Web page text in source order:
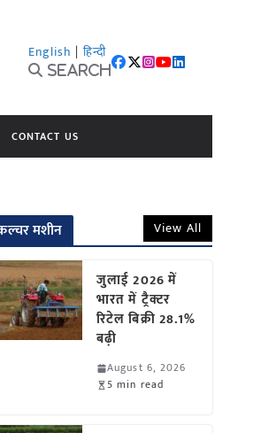
English | हिन्दी
Search
CONTACT US
मशीन View All
जुलाई 2026 में
भारत में ट्रैक्टर
रिटेल बिक्री 28.1%
बढ़ी
August 6, 2026
5 min read